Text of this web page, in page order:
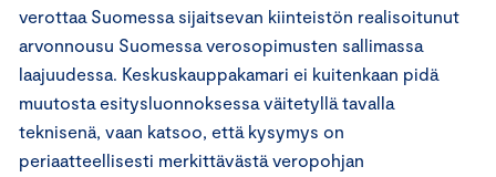
verottaa Suomessa sijaitsevan kiinteistön realisoitunut
arvonnousu Suomessa verosopimusten sallimassa
laajuudessa. Keskuskauppakamari ei kuitenkaan pidä
muutosta esitysluonnoksessa väitetyllä tavalla
teknisenä, vaan katsoo, että kysymys on
periaatteellisesti merkittävästä veropohjan